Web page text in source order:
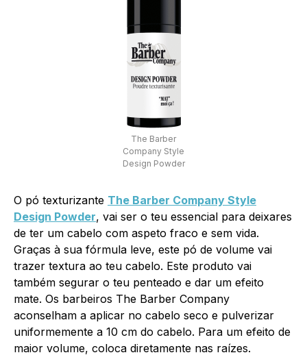
The Barber
Company Style
Design Powder
O pó texturizante The Barber Company Style
Design Powder, vai ser o teu essencial para deixares
de ter um cabelo com aspeto fraco e sem vida.
Graças à sua fórmula leve, este pó de volume vai
trazer textura ao teu cabelo. Este produto vai
também segurar o teu penteado e dar um efeito
mate. Os barbeiros The Barber Company
aconselham a aplicar no cabelo seco e pulverizar
uniformemente a 10 cm do cabelo. Para um efeito de
maior volume, coloca diretamente nas raízes.